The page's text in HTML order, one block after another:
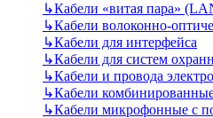
↳Кабели «витая пара»
↳Кабели волоконно-
↳Кабели для интерфейса
↳Кабели для систем
↳Кабели и провода
↳Кабели
↳Кабели микрофонные с